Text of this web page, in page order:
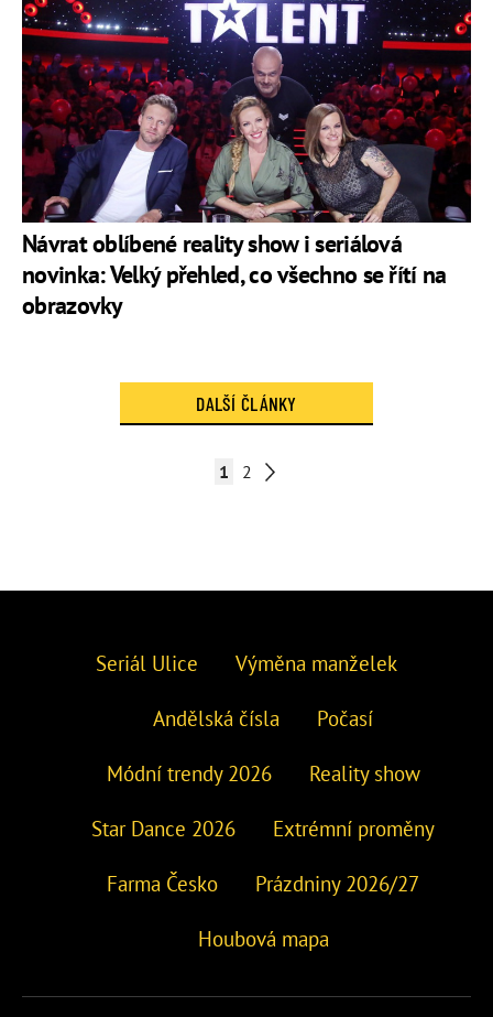
Návrat oblíbené reality show i seriálová
novinka: Velký přehled, co všechno se řítí na
obrazovky
DALŠÍ ČLÁNKY
1 2
Seriál Ulice Výměna manželek
Andělská čísla Počasí
Módní trendy 2026 Reality show
Star Dance 2026 Extrémní proměny
Farma Česko Prázdniny 2026/27
Houbová mapa